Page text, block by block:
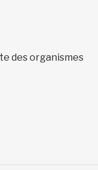
des organismes